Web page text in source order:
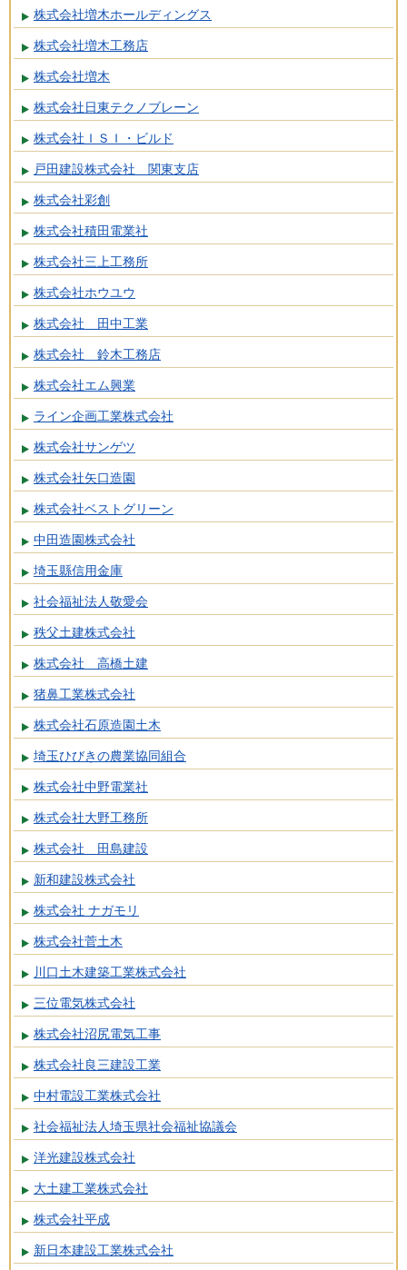
株式会社増木ホールディングス
株式会社増木工務店
株式会社増木
株式会社日東テクノブレーン
株式会社ＩＳＩ・ビルド
戸田建設株式会社 関東支店
株式会社彩創
株式会社積田電業社
株式会社三上工務所
株式会社ホウユウ
株式会社 田中工業
株式会社 鈴木工務店
株式会社エム興業
ライン企画工業株式会社
株式会社サンゲツ
株式会社矢口造園
株式会社ベストグリーン
中田造園株式会社
埼玉縣信用金庫
社会福祉法人敬愛会
秩父土建株式会社
株式会社 高橋土建
猪鼻工業株式会社
株式会社石原造園土木
埼玉ひびきの農業協同組合
株式会社中野電業社
株式会社大野工務所
株式会社 田島建設
新和建設株式会社
株式会社 ナガモリ
株式会社菅土木
川口土木建築工業株式会社
三位電気株式会社
株式会社沼尻電気工事
株式会社良三建設工業
中村電設工業株式会社
社会福祉法人埼玉県社会福祉協議会
洋光建設株式会社
大土建工業株式会社
株式会社平成
新日本建設工業株式会社